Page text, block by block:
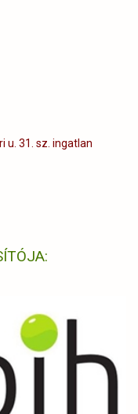
u. 31. sz. ingatlan